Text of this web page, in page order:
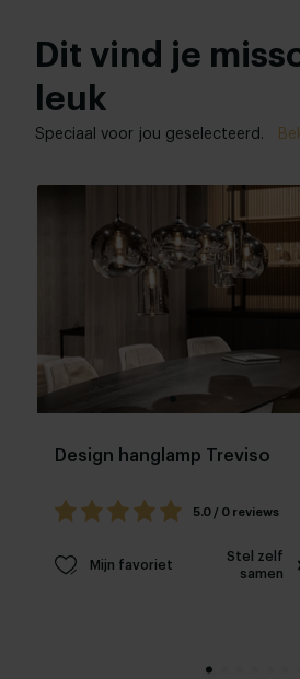
Dit vind je
leuk
Speciaal voor jou geselecteerd.
Design hanglamp Treviso
5.0 / 0 reviews
Mijn favoriet
Stel zelf
samen